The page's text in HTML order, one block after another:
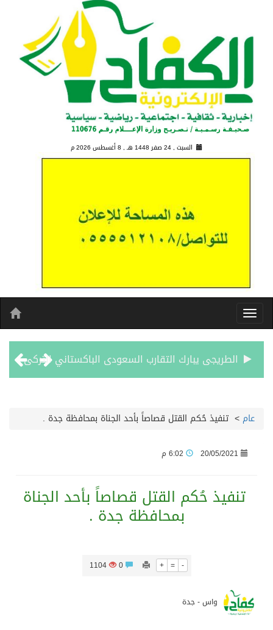
السبت , 24 صفر 1448 هـ , 8 أغسطس 2026 م
الطريجى يبارك التقارب السعودى الباكستاني التركى
بيان مشترك لقمة مكة المكرمة للدفاع المشترك بين المملكة العربية السعودية والجمهورية التركية وجمهورية باكستان الإسلامية
الرئيس عبد الفتاح السيسى يستقبل ملك البحرين
عام > تنفيذ حُكم القتل قصاصاً بأحد الجناة بمحافظة جدة .
20/05/2021
تنفيذ حُكم القتل قصاصاً بأحد الجناة
بمحافظة جدة .
+ = -
0
1104
واس - جدة